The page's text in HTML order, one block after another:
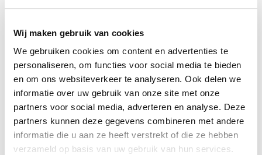
Wij maken gebruik van cookies
We gebruiken cookies om content en advertenties te
personaliseren, om functies voor social media te bieden
en om ons websiteverkeer te analyseren. Ook delen we
informatie over uw gebruik van onze site met onze
partners voor social media, adverteren en analyse. Deze
partners kunnen deze gegevens combineren met andere
informatie die u aan ze heeft verstrekt of die ze hebben
verzameld op basis van uw gebruik van hun services.
op.
Hoe kunnen wij u helpen? *
Uw naam